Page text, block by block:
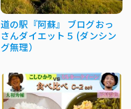
道の駅『阿蘇』 ブログおっ
さんダイエット５ (ダンシン
グ無理）